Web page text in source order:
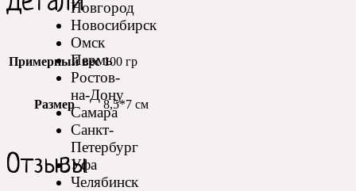
Новгород
Новосибирск
Омск
Пермь
Ростов-
на-Дону
Самара
Санкт-
Петербург
Уфа
Челябинск
Примерный вес 100 гр
Размер 8,5*7 см
Отзывы